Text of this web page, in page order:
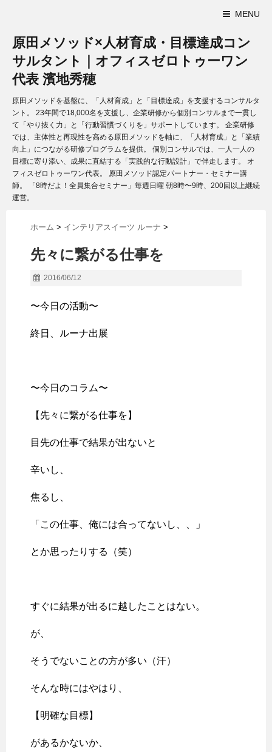
MENU
原田メソッド×人材育成・目標達成コン
サルタント｜オフィスゼロトゥーワン
代表 濱地秀穂
原田メソッドを基盤に、「人材育成」と「目標達成」を支援するコンサルタ
ント。 23年間で18,000名を支援し、企業研修から個別コンサルまで一貫し
て「やり抜く力」と「行動習慣づくりを」サポートしています。 企業研修
では、主体性と再現性を高める原田メソッドを軸に、「人材育成」と「業績
向上」につながる研修プログラムを提供。 個別コンサルでは、一人一人の
目標に寄り添い、成果に直結する「実践的な行動設計」で伴走します。 オ
フィスゼロトゥーワン代表。 原田メソッド認定パートナー・セミナー講
師。 「8時だよ！全員集合セミナー」毎週日曜 朝8時〜9時、200回以上継続
運営。
ホーム > インテリアスイーツ ルーナ >
先々に繋がる仕事を
2016/06/12
〜今日の活動〜
終日、ルーナ出展
〜今日のコラム〜
【先々に繋がる仕事を】
目先の仕事で結果が出ないと
辛いし、
焦るし、
「この仕事、俺には合ってないし、、」
とか思ったりする（笑）
すぐに結果が出るに越したことはない。
が、
そうでないことの方が多い（汗）
そんな時にはやはり、
【明確な目標】
があるかないか、